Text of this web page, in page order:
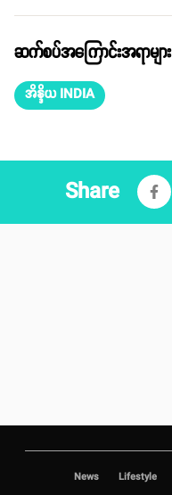
ဆက်စပ်အကြောင်းအရာများ
အိန္ဒိယ INDIA
Share
News Lifestyle